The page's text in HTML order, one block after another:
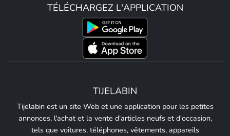
TÉLÉCHARGEZ L'APPLICATION
TIJELABIN
Tijelabin est un site Web et une application pour les petites
annonces, l'achat et la vente d'articles neufs et d'occasion,
tels que voitures, téléphones, vêtements, appareils